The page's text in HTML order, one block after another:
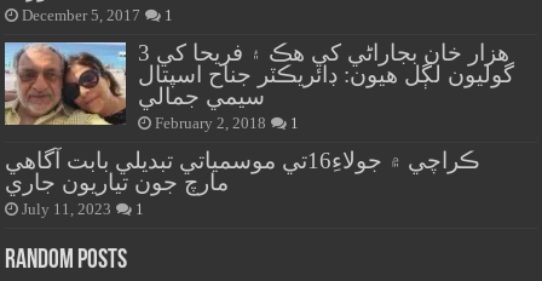
December 5, 2017 1
هزار خان بجاراڻي کي هڪ ۽ فريحا کي 3
گوليون لڳل هيون: ڊائريڪٽر جناح اسپتال
سيمي جمالي
February 2, 2018 1
ڪراچي ۾ جولاءِ16تي موسمياتي تبديلي بابت آگاهي
مارچ جون تياريون جاري
July 11, 2023 1
Random Posts